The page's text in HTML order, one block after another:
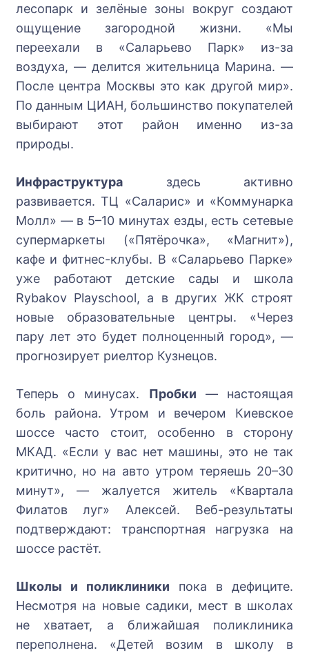
лесопарк и зелёные зоны вокруг создают
ощущение загородной жизни. «Мы
переехали в «Саларьево Парк» из-за
воздуха, — делится жительница Марина. —
После центра Москвы это как другой мир».
По данным ЦИАН, большинство покупателей
выбирают этот район именно из-за
природы.
Инфраструктура здесь активно
развивается. ТЦ «Саларис» и «Коммунарка
Молл» — в 5–10 минутах езды, есть сетевые
супермаркеты («Пятёрочка», «Магнит»),
кафе и фитнес-клубы. В «Саларьево Парке»
уже работают детские сады и школа
Rybakov Playschool, а в других ЖК строят
новые образовательные центры. «Через
пару лет это будет полноценный город», —
прогнозирует риелтор Кузнецов.
Теперь о минусах. Пробки — настоящая
боль района. Утром и вечером Киевское
шоссе часто стоит, особенно в сторону
МКАД. «Если у вас нет машины, это не так
критично, но на авто утром теряешь 20–30
минут», — жалуется житель «Квартала
Филатов луг» Алексей. Веб-результаты
подтверждают: транспортная нагрузка на
шоссе растёт.
Школы и поликлиники пока в дефиците.
Несмотря на новые садики, мест в школах
не хватает, а ближайшая поликлиника
переполнена. «Детей возим в школу в